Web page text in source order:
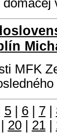
domácej
MFK
5| 6| 7|
20| 21|